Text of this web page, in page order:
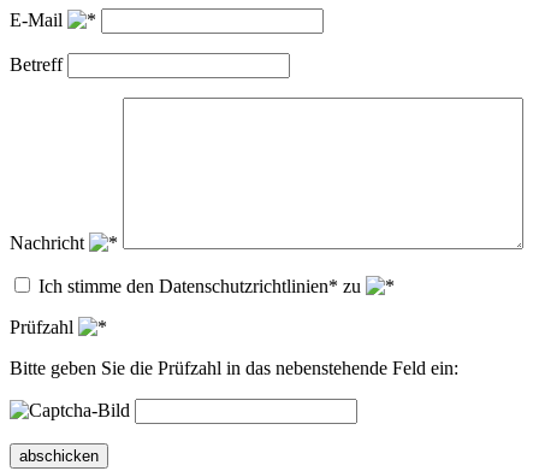
E-Mail
Betreff
Nachricht
Ich stimme den Datenschutzrichtlinien* zu
Prüfzahl
Bitte geben Sie die Prüfzahl in das nebenstehende Feld ein:
abschicken